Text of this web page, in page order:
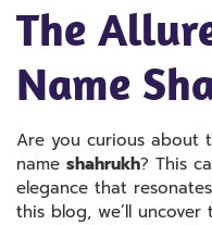
The
Name
Are you curious about
name shahrukh? This
elegance that
this blog, we’ll uncover